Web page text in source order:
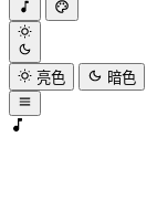
亮色 暗色